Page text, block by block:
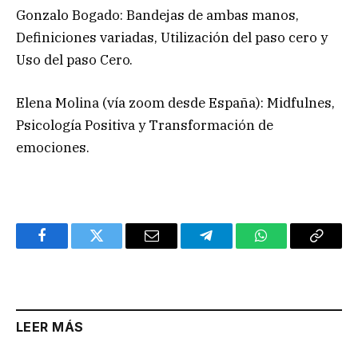
Gonzalo Bogado: Bandejas de ambas manos,
Definiciones variadas, Utilización del paso cero y
Uso del paso Cero.
Elena Molina (vía zoom desde España): Midfulnes,
Psicología Positiva y Transformación de
emociones.
FacebookTwitter Email TelegramWhatsAppCopy
LEER MÁS